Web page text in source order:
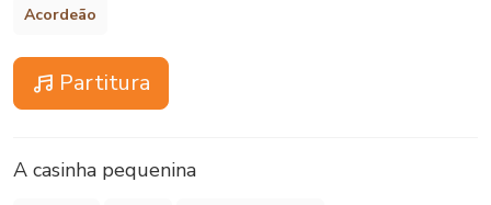
Acordeão
Partitura
A casinha pequenina